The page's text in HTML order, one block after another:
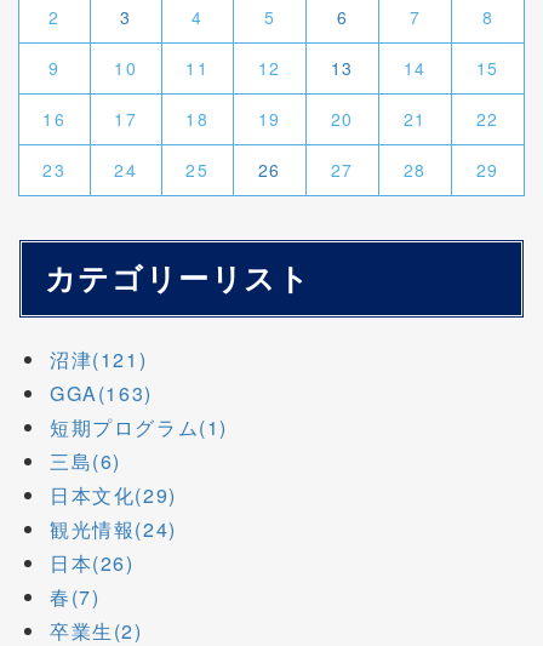
2 3 4 5 6 7 8
9 10 11 12 13 14 15
16 17 18 19 20 21 22
23 24 25 26 27 28 29
カテゴリーリスト
沼津(121)
GGA(163)
短期プログラム(1)
三島(6)
日本文化(29)
観光情報(24)
日本(26)
春(7)
卒業生(2)